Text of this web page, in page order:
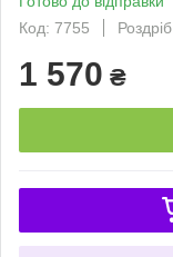
Код: 7755
Роздріб
1 570 ₴